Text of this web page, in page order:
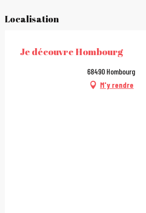
Localisation
Je découvre Hombourg
68490 Hombourg
M'y rendre